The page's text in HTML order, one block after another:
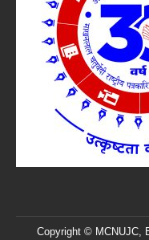
Copyright © MCNUJC,